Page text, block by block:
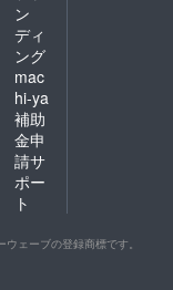
ン
ディ
ング
mac
hi-ya
補助
金申
請サ
ポー
ト
ウェーブの登録商標です。